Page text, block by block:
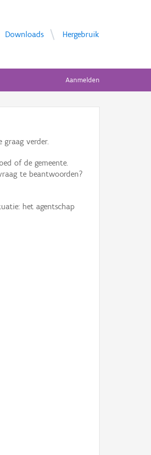
Downloads Hergebruik
Aanmelden
verder.
of de gemeente.
te beantwoorden?
het agentschap